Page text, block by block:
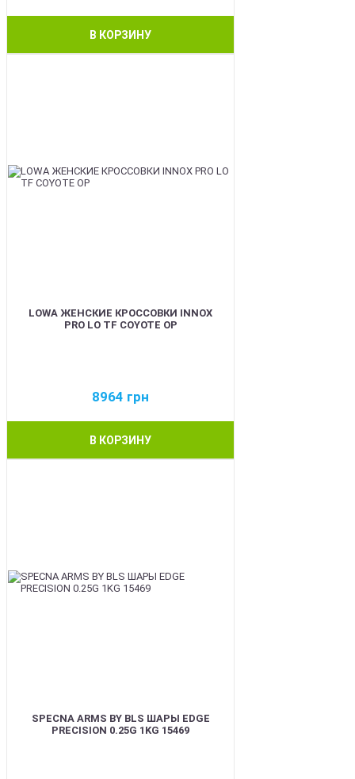
В КОРЗИНУ
LOWA ЖЕНСКИЕ КРОССОВКИ INNOX
PRO LO TF COYOTE OP
8964 грн
В КОРЗИНУ
SPECNA ARMS BY BLS ШАРЫ EDGE
PRECISION 0.25G 1KG 15469